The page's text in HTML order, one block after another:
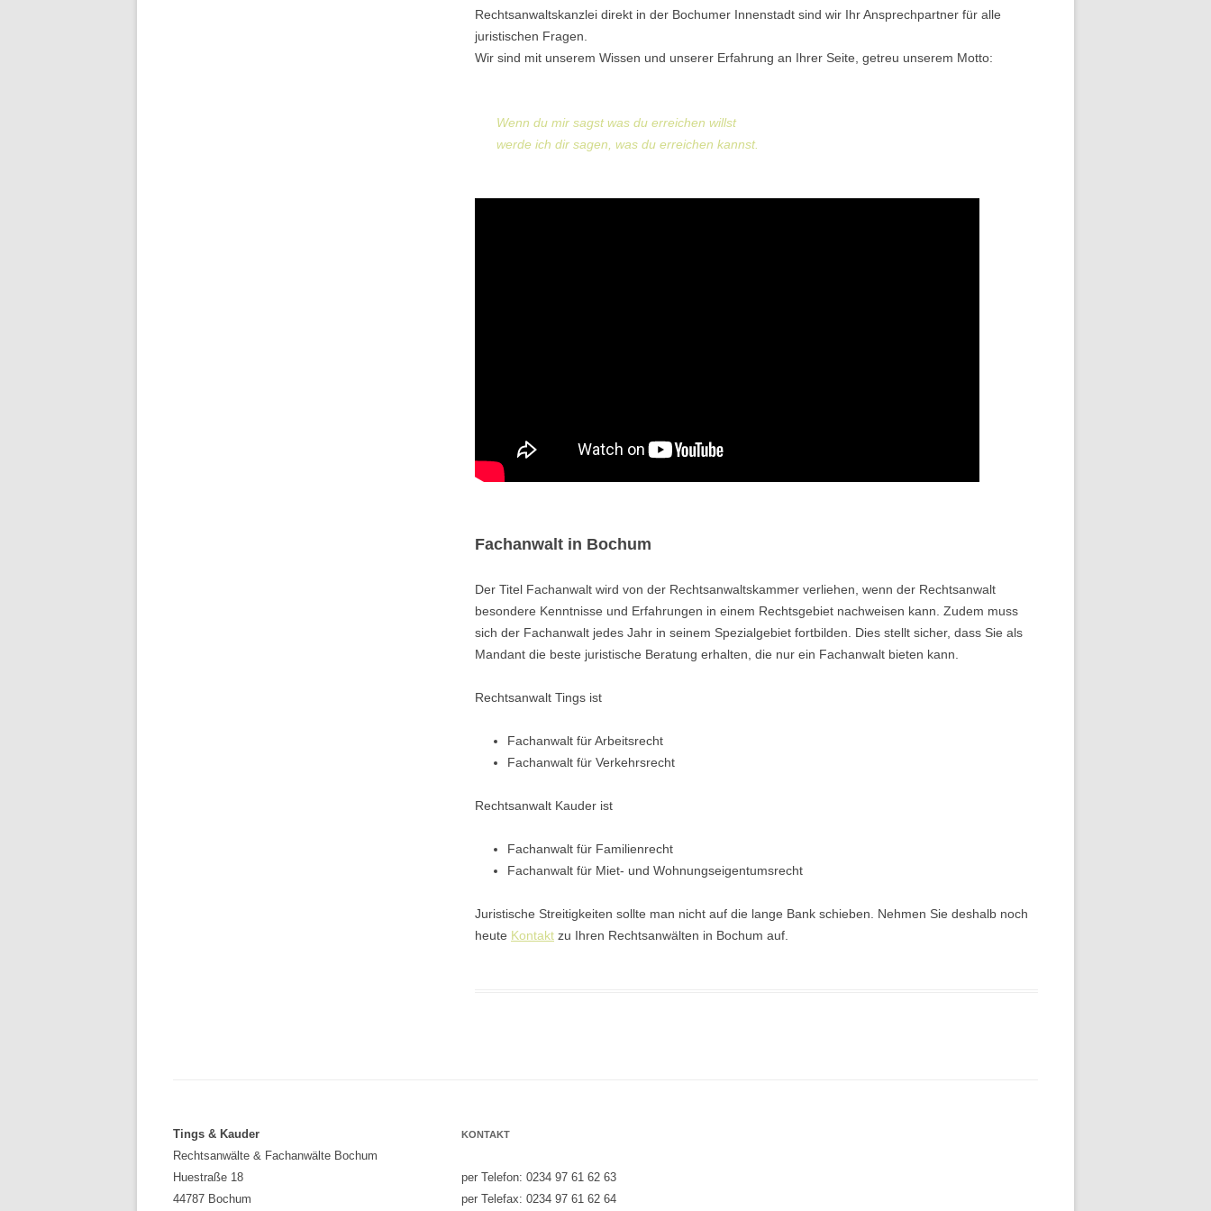
Rechtsanwaltskanzlei direkt in der Bochumer Innenstadt sind wir Ihr Ansprechpartner für alle
juristischen Fragen.
Wir sind mit unserem Wissen und unserer Erfahrung an Ihrer Seite, getreu unserem Motto:
Wenn du mir sagst was du erreichen willst
werde ich dir sagen, was du erreichen kannst.
Fachanwalt in Bochum
Der Titel Fachanwalt wird von der Rechtsanwaltskammer verliehen, wenn der Rechtsanwalt
besondere Kenntnisse und Erfahrungen in einem Rechtsgebiet nachweisen kann. Zudem muss
sich der Fachanwalt jedes Jahr in seinem Spezialgebiet fortbilden. Dies stellt sicher, dass Sie als
Mandant die beste juristische Beratung erhalten, die nur ein Fachanwalt bieten kann.
Rechtsanwalt Tings ist
Fachanwalt für Arbeitsrecht
Fachanwalt für Verkehrsrecht
Rechtsanwalt Kauder ist
Fachanwalt für Familienrecht
Fachanwalt für Miet- und Wohnungseigentumsrecht
Juristische Streitigkeiten sollte man nicht auf die lange Bank schieben. Nehmen Sie deshalb noch
heute Kontakt zu Ihren Rechtsanwälten in Bochum auf.
Tings & Kauder
Rechtsanwälte & Fachanwälte Bochum
Huestraße 18
44787 Bochum
KONTAKT
per Telefon: 0234 97 61 62 63
per Telefax: 0234 97 61 62 64